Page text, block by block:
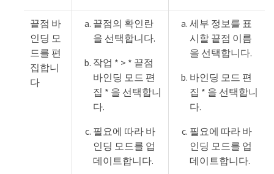
끝점 바
인딩 모
드를 편
집합니
다
끝점의 확인란
을 선택합니다.
작업 * > * 끝점
바인딩 모드 편
집 * 을 선택합니
다.
필요에 따라 바
인딩 모드를 업
데이트합니다.
세부 정보를 표
시할 끝점 이름
을 선택합니다.
바인딩 모드 편
집 * 을 선택합니
다.
필요에 따라 바
인딩 모드를 업
데이트합니다.